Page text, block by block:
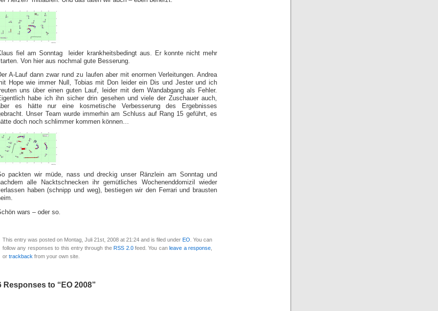
fiel am Sonntag leider krankheitsbedingt aus. Er konnte nicht mehr
Von hier aus nochmal gute Besserung.
A-Lauf dann zwar rund zu laufen aber mit enormen Verleitungen. Andrea
Hope wie immer Null, Tobias mit Don leider ein Dis und Jester und ich
uns über einen guten Lauf, leider mit dem Wandabgang als Fehler.
habe ich ihn sicher drin gesehen und viele der Zuschauer auch,
es hätte nur eine kosmetische Verbesserung des Ergebnisses
Unser Team wurde immerhin am Schluss auf Rang 15 geführt, es
doch noch schlimmer kommen können…
packten wir müde, nass und dreckig unser Ränzlein am Sonntag und
alle Nacktschnecken ihr gemütliches Wochenenddomizil wieder
haben (schnipp und weg), bestiegen wir den Ferrari und brausten
wars – oder so.
This entry was posted on Montag, Juli 21st, 2008 at 21:24 and is filed under EO . You can
follow any responses to this entry through theRSS 2.0feed. You canleave a response
or trackback from your own site.
Responses to “EO 2008”